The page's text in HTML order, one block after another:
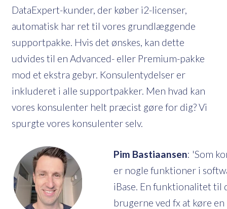
DataExpert-kunder, der køber i2-licenser,
automatisk har ret til vores grundlæggende
supportpakke. Hvis det ønskes, kan dette
udvides til en Advanced- eller Premium-pakke
mod et ekstra gebyr. Konsulentydelser er
inkluderet i alle supportpakker. Men hvad kan
vores konsulenter helt præcist gøre for dig? Vi
spurgte vores konsulenter selv.
Pim Bastiaansen: 'Som
er nogle funktioner i
iBase. En funktionalitet til
brugerne ved fx at køre